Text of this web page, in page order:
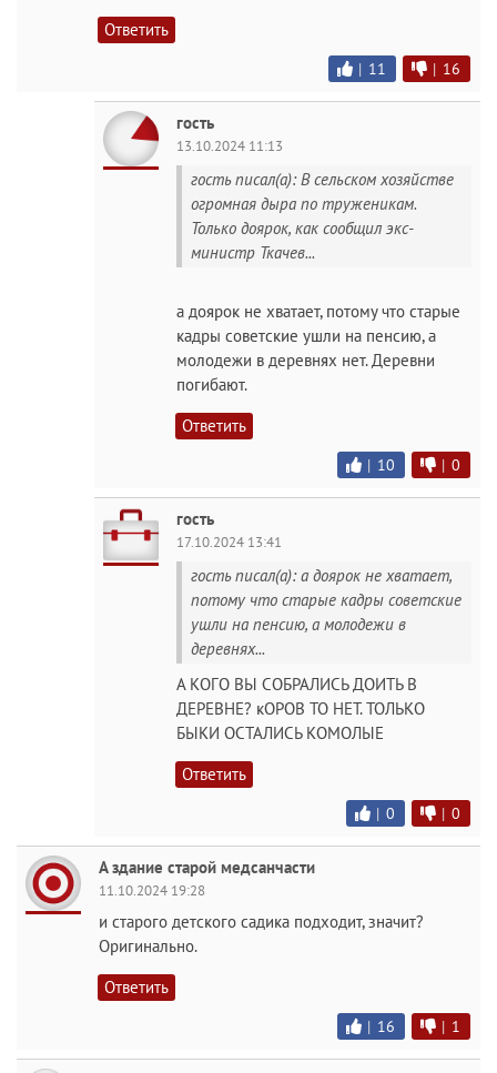
Ответить
| 11 | 16
гость
13.10.2024 11:13
гость писал(а): В сельском хозяйстве
огромная дыра по труженикам.
Только доярок, как сообщил экс-
министр Ткачев...
а доярок не хватает, потому что старые
кадры советские ушли на пенсию, а
молодежи в деревнях нет. Деревни
погибают.
Ответить
| 10 | 0
гость
17.10.2024 13:41
гость писал(а): а доярок не хватает,
потому что старые кадры советские
ушли на пенсию, а молодежи в
деревнях...
А КОГО ВЫ СОБРАЛИСЬ ДОИТЬ В
ДЕРЕВНЕ? кОРОВ ТО НЕТ. ТОЛЬКО
БЫКИ ОСТАЛИСЬ КОМОЛЫЕ
Ответить
| 0 | 0
А здание старой медсанчасти
11.10.2024 19:28
и старого детского садика подходит, значит?
Оригинально.
Ответить
| 16 | 1